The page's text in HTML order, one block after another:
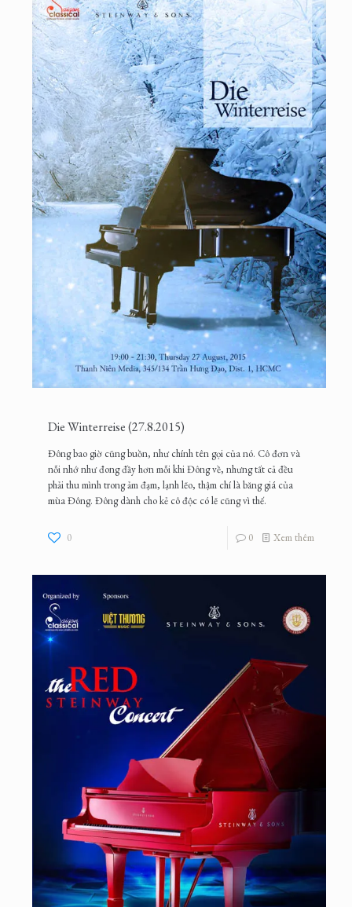
Die Winterreise (27.8.2015)
Đông bao giờ cũng buồn, như chính tên gọi của nó. Cô đơn và
nỗi nhớ như đong đầy hơn mỗi khi Đông về, nhưng tất cả đều
phải thu mình trong ảm đạm, lạnh lẽo, thậm chí là băng giá của
mùa Đông. Đông dành cho kẻ cô độc có lẽ cũng vì thế.
0 0 Xem thêm